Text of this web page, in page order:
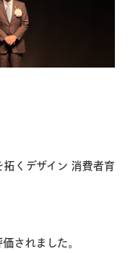
くデザイン 消費者育
されました。